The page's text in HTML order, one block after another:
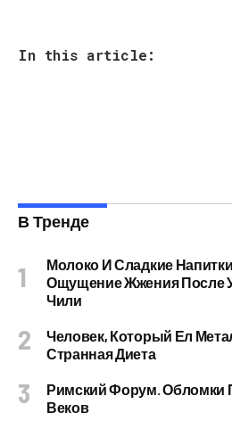
In this article:
В Тренде
Молоко И Сладкие
Ощущение Жжения После
Чили
Человек, Который Ел
Странная Диета
Римский Форум.
Веков